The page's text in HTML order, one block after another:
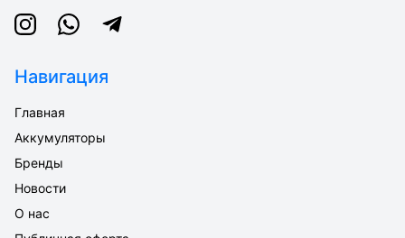
InstagramWhatsappTelegram
Навигация
Главная
Аккумуляторы
Бренды
Новости
О нас